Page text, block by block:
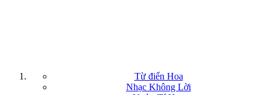
Từ điển Hoa
Nhạc Không Lời